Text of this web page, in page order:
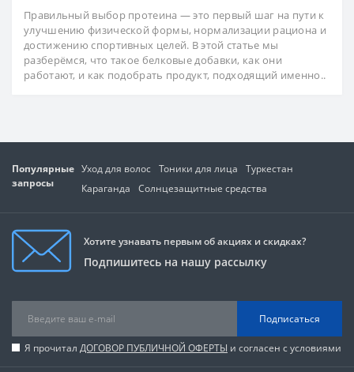
Правильный выбор протеина — это первый шаг на пути к
улучшению физической формы, нормализации рациона и
достижению спортивных целей. В этой статье мы
разберёмся, что такое белковые добавки, как они
работают, и как подобрать продукт, подходящий именно..
Популярные
запросы
Уход для волос Тоники для лица
Туркестан
Караганда
Солнцезащитные средства
Хотите узнавать первым об акциях и скидках?
Подпишитесь на нашу рассылку
Подписаться
Я прочитал ДОГОВОР ПУБЛИЧНОЙ ОФЕРТЫ и согласен с условиями